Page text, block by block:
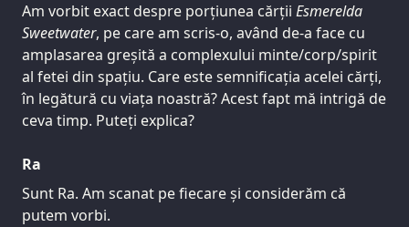
Am vorbit exact despre porțiunea cărții Esmerelda
Sweetwater, pe care am scris-o, având de-a face cu
amplasarea greșită a complexului minte/corp/spirit
al fetei din spațiu. Care este semnificația acelei cărți,
în legătură cu viața noastră? Acest fapt mă intrigă de
ceva timp. Puteți explica?
Ra
Sunt Ra. Am scanat pe fiecare și considerăm că
putem vorbi.